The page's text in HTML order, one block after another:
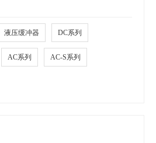
液压缓冲器 DC系列
AC系列 AC-S系列